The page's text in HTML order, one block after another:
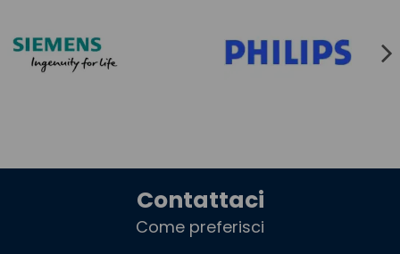
Contattaci
Come preferisci